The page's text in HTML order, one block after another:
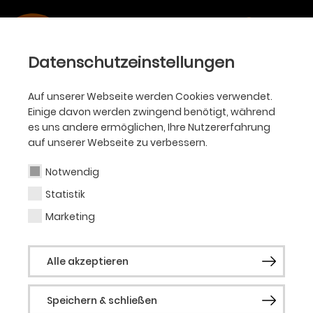
Datenschutzeinstellungen
Auf unserer Webseite werden Cookies verwendet.
Einige davon werden zwingend benötigt, während
es uns andere ermöglichen, Ihre Nutzererfahrung
auf unserer Webseite zu verbessern.
Notwendig
Statistik
Marketing
Alle akzeptieren
Speichern & schließen
SPIELZEIT
2023/24
Alle Sparten Oper Philharmoniker
Akademie